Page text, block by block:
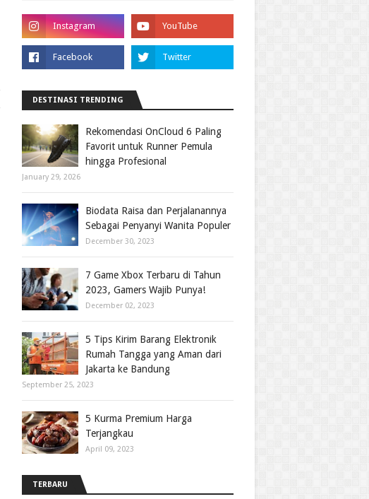
DESTINASI TRENDING
Rekomendasi OnCloud 6 Paling
Favorit untuk Runner Pemula
hingga Profesional
January 29, 2026
Biodata Raisa dan Perjalanannya
Sebagai Penyanyi Wanita Populer
December 30, 2023
7 Game Xbox Terbaru di Tahun
2023, Gamers Wajib Punya!
December 02, 2023
5 Tips Kirim Barang Elektronik
Rumah Tangga yang Aman dari
Jakarta ke Bandung
September 25, 2023
5 Kurma Premium Harga
Terjangkau
April 09, 2023
TERBARU